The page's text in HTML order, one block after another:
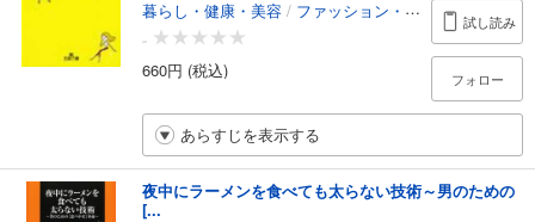
暮らし・健康・美容 / ファッション・美容
-
660円 (税込)
試し読み
フォロー
あらすじを表示する
夜中にラーメンを食べても太らない技術～男のための
[...